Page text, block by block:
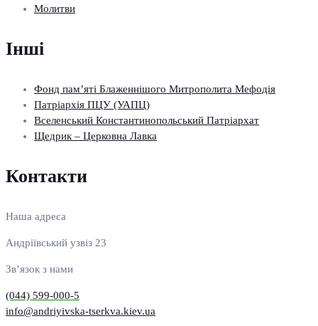
Молитви
Інші
Фонд пам’яті Блаженнішого Митрополита Мефодія
Патріархія ПЦУ (УАПЦ)
Вселенський Константинопольський Патріархат
Щедрик – Церковна Лавка
Контакти
Наша адреса
Андріївський узвіз 23
Зв’язок з нами
(044) 599-000-5
info@andriyivska-tserkva.kiev.ua